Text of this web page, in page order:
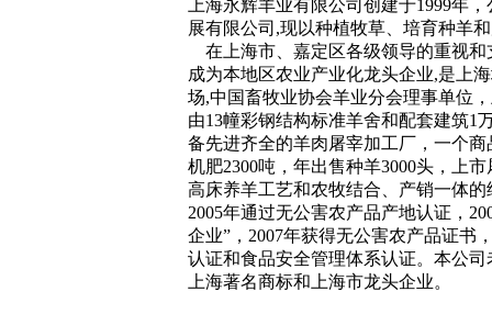
上海永辉羊业有限公司创建于1999年
展有限公司,现以种植牧草、培育种羊
在上海市、嘉定区各级领导的重视和
成为本地区农业产业化龙头企业,是上
场,中国畜牧业协会羊业分会理事单位
由13幢彩钢结构标准羊舍和配套建筑1
备先进齐全的羊肉屠宰加工厂，一个
机肥2300吨，年出售种羊3000头，上
高床养羊工艺和农牧结合、产销一体
2005年通过无公害农产品产地认证，
企业”，2007年获得无公害农产品证书
认证和食品安全管理体系认证。本公
上海著名商标和上海市龙头企业。